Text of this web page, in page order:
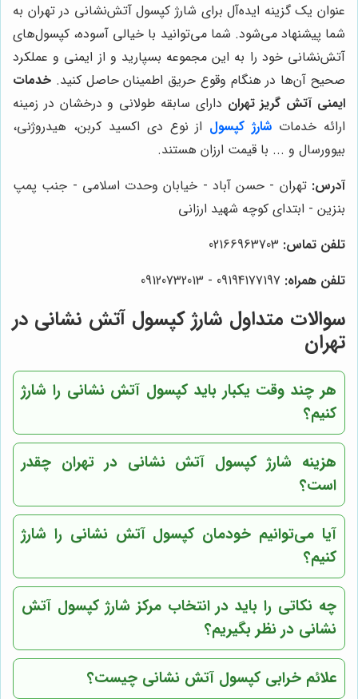
عنوان یک گزینه ایده‌آل برای شارژ کپسول آتش‌نشانی در تهران به
شما پیشنهاد می‌شود. شما می‌توانید با خیالی آسوده، کپسول‌های
آتش‌نشانی خود را به این مجموعه بسپارید و از ایمنی و عملکرد
صحیح آن‌ها در هنگام وقوع حریق اطمینان حاصل کنید. خدمات
ایمنی آتش گریز تهران دارای سابقه طولانی و درخشان در زمینه
ارائه خدمات شارژ کپسول از نوع دی اکسید کربن، هیدروژنی،
بیوورسال و ... با قیمت ارزان هستند.
آدرس: تهران - حسن آباد - خیابان وحدت اسلامی - جنب پمپ
بنزین - ابتدای کوچه شهید ارزانی
تلفن تماس:
تلفن همراه:
سوالات متداول شارژ کپسول آتش نشانی در
تهران
هر چند وقت یکبار باید کپسول آتش نشانی را شارژ
کنیم؟
هزینه شارژ کپسول آتش نشانی در تهران چقدر
است؟
آیا می‌توانیم خودمان کپسول آتش نشانی را شارژ
کنیم؟
چه نکاتی را باید در انتخاب مرکز شارژ کپسول آتش
نشانی در نظر بگیریم؟
علائم خرابی کپسول آتش نشانی چیست؟